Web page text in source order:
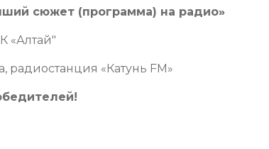
сюжет (программа) на радио»
«Алтай"
радиостанция «Катунь FM»